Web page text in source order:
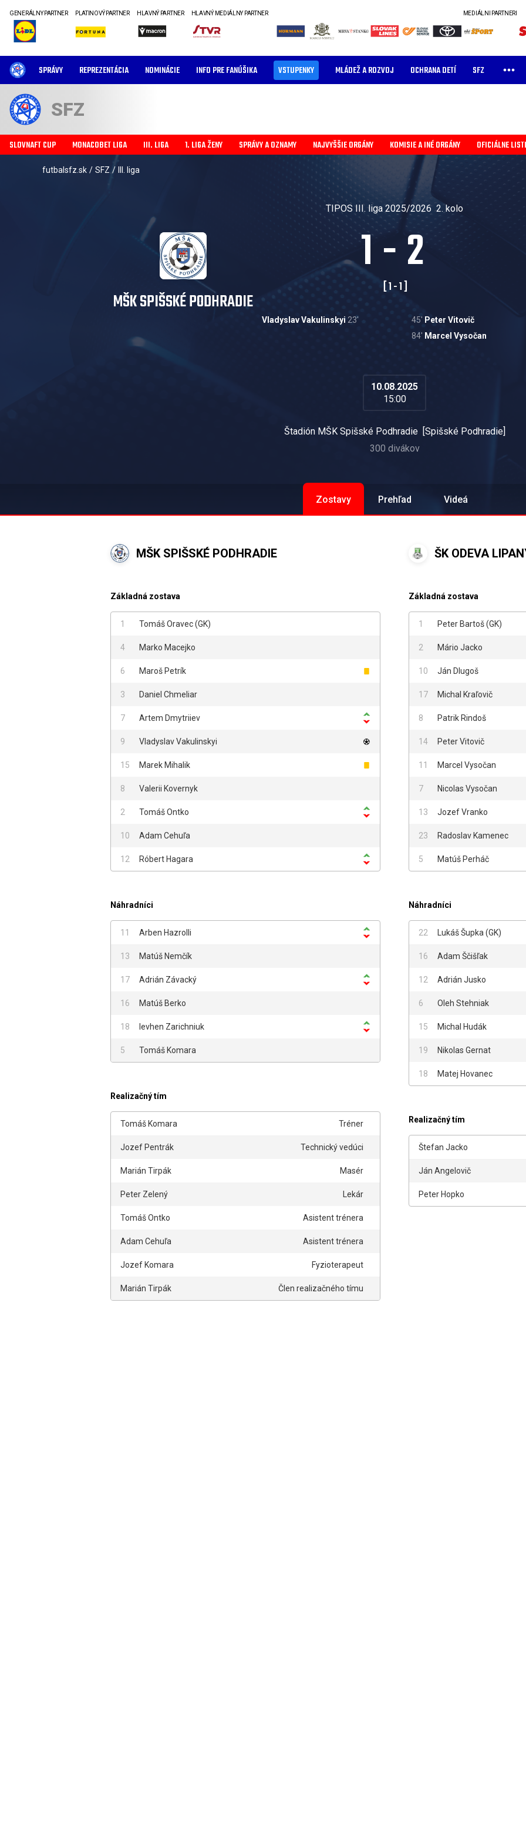
GENERÁLNY PARTNER PLATINOVÝ PARTNER HLAVNÝ PARTNER HLAVNÝ MEDIÁLNY PARTNER MEDIÁLNI PARTNERI
SPRÁVY REPREZENTÁCIA NOMINÁCIE INFO PRE FANÚŠIKA VSTUPENKY MLÁDEŽ A ROZVOJ OCHRANA DETÍ SFZ
SFZ
SLOVNAFT CUP MONACOBET LIGA III. LIGA 1. LIGA ŽENY SPRÁVY A OZNAMY NAJVYŠŠIE ORGÁNY KOMISIE A INÉ ORGÁNY OFICIÁLNE
futbalsfz.sk / SFZ / III. liga
TIPOS III. liga 2025/2026 2. kolo
MŠK SPIŠSKÉ PODHRADIE
1 - 2
[ 1 - 1 ]
Vladyslav Vakulinskyi 23' 45' Peter Vitovič
84' Marcel Vysočan
10.08.2025
15:00
Štadión MŠK Spišské Podhradie[Spišské Podhradie]
300 divákov
Zostavy Prehľad Videá
MŠK SPIŠSKÉ PODHRADIE
Základná zostava
1 Tomáš Oravec(GK)
4 Marko Macejko
6 Maroš Petrík
3 Daniel Chmeliar
7 Artem Dmytriiev
9 Vladyslav Vakulinskyi
15 Marek Mihalik
8 Valerii Kovernyk
2 Tomáš Ontko
10 Adam Cehuľa
12 Róbert Hagara
Náhradníci
11 Arben Hazrolli
13 Matúš Nemčík
17 Adrián Závacký
16 Matúš Berko
18 Ievhen Zarichniuk
5 Tomáš Komara
Realizačný tím
Tomáš Komara Tréner
Jozef Pentrák Technický vedúci
Marián Tirpák Masér
Peter Zelený Lekár
Tomáš Ontko Asistent trénera
Adam Cehuľa Asistent trénera
Jozef Komara Fyzioterapeut
Marián Tirpák Člen realizačného tímu
ŠK ODEVA
Základná zostava
1 Peter Bartoš(GK)
2 Mário Jacko
10 Ján Dlugoš
17 Michal Kraľovič
8 Patrik Rindoš
14 Peter Vitovič
11 Marcel Vysočan
7 Nicolas Vysočan
13 Jozef Vranko
23 Radoslav Kamenec
5 Matúš Perháč
Náhradníci
22 Lukáš Šupka (GK)
16 Adam Ščišľak
12 Adrián Jusko
6 Oleh Stehniak
15 Michal Hudák
19 Nikolas Gernat
18 Matej Hovanec
Realizačný tím
Štefan Jacko
Ján Angelovič
Peter Hopko